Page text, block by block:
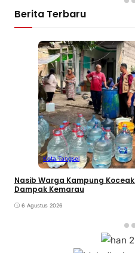
Berita Terbaru
Kota Tangsel
Nasib Warga Kampung
Dampak Kemarau
6 Agustus 2026